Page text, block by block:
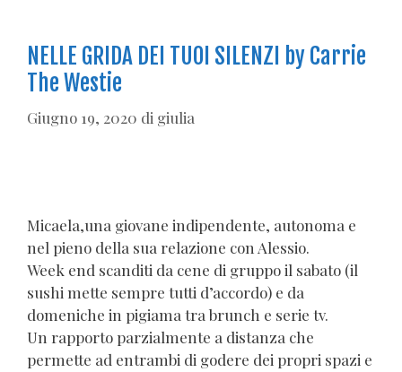
NELLE GRIDA DEI TUOI SILENZI by Carrie
The Westie
Giugno 19, 2020 di giulia
Micaela,una giovane indipendente, autonoma e
nel pieno della sua relazione con Alessio.
Week end scanditi da cene di gruppo il sabato (il
sushi mette sempre tutti d’accordo) e da
domeniche in pigiama tra brunch e serie tv.
Un rapporto parzialmente a distanza che
permette ad entrambi di godere dei propri spazi e